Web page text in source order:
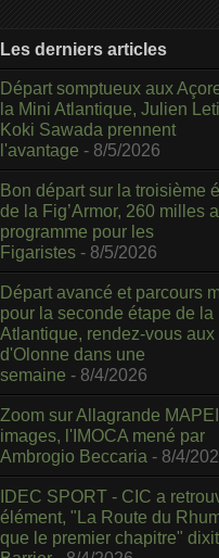
Les derniers articles
Départ somptueux aux
la Mini Atlantique, Julien
Koki Sawada prennent
l'avantage - 8/5/2026
Bon départ sur la troisième
de la Fig’Armor, 260 milles
programme pour les
Figaristes - 8/5/2026
Départ avancé et parcours
pour la seconde étape de la
Atlantique, rendez-vous
d'Olonne dans une
semaine - 8/4/2026
Zoom sur Allagrande
images, l'IMOCA mené par
Ambrogio Beccaria - 8/4/
IDEC SPORT - CIC a
élément, "La Route du
que le premier chapitre"